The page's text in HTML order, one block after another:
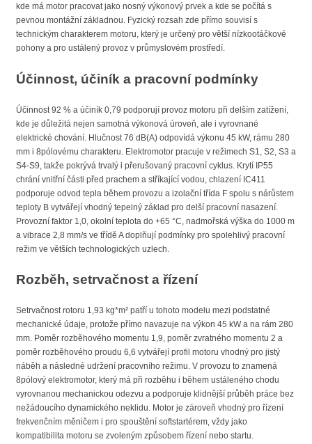
kde má motor pracovat jako nosný výkonový prvek a kde se počítá s
pevnou montážní základnou. Fyzický rozsah zde přímo souvisí s
technickým charakterem motoru, který je určený pro větší nízkootáčkové
pohony a pro ustálený provoz v průmyslovém prostředí.
Účinnost, účiník a pracovní podmínky
Účinnost 92 % a účiník 0,79 podporují provoz motoru při delším zatížení,
kde je důležitá nejen samotná výkonová úroveň, ale i vyrovnané
elektrické chování. Hlučnost 76 dB(A) odpovídá výkonu 45 kW, rámu 280
mm i 8pólovému charakteru. Elektromotor pracuje v režimech S1, S2, S3 a
S4-S9, takže pokrývá trvalý i přerušovaný pracovní cyklus. Krytí IP55
chrání vnitřní části před prachem a stříkající vodou, chlazení IC411
podporuje odvod tepla během provozu a izolační třída F spolu s nárůstem
teploty B vytvářejí vhodný tepelný základ pro delší pracovní nasazení.
Provozní faktor 1,0, okolní teplota do +65 °C, nadmořská výška do 1000 m
a vibrace 2,8 mm/s ve třídě A doplňují podmínky pro spolehlivý pracovní
režim ve větších technologických uzlech.
Rozběh, setrvačnost a řízení
Setrvačnost rotoru 1,93 kg*m² patří u tohoto modelu mezi podstatné
mechanické údaje, protože přímo navazuje na výkon 45 kW a na rám 280
mm. Poměr rozběhového momentu 1,9, poměr zvratného momentu 2 a
poměr rozběhového proudu 6,6 vytvářejí profil motoru vhodný pro jistý
náběh a následné udržení pracovního režimu. V provozu to znamená
8pólový elektromotor, který má při rozběhu i během ustáleného chodu
vyrovnanou mechanickou odezvu a podporuje klidnější průběh práce bez
nežádoucího dynamického neklidu. Motor je zároveň vhodný pro řízení
frekvenčním měničem i pro spouštění softstartérem, vždy jako
kompatibilita motoru se zvoleným způsobem řízení nebo startu.